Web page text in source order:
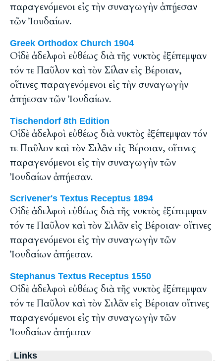
παραγενόμενοι εἰς τὴν συναγωγὴν ἀπῄεσαν
τῶν Ἰουδαίων.
Greek Orthodox Church 1904
Οἱ δὲ ἀδελφοὶ εὐθέως διὰ τῆς νυκτὸς ἐξέπεμψαν
τόν τε Παῦλον καὶ τὸν Σίλαν εἰς Βέροιαν,
οἵτινες παραγενόμενοι εἰς τὴν συναγωγὴν
ἀπῄεσαν τῶν Ἰουδαίων.
Tischendorf 8th Edition
Οἱ δὲ ἀδελφοὶ εὐθέως διὰ νυκτὸς ἐξέπεμψαν τόν
τε Παῦλον καὶ τὸν Σιλᾶν εἰς Βέροιαν, οἵτινες
παραγενόμενοι εἰς τὴν συναγωγὴν τῶν
Ἰουδαίων ἀπῄεσαν.
Scrivener's Textus Receptus 1894
Οἱ δὲ ἀδελφοὶ εὐθέως διὰ τῆς νυκτὸς ἐξέπεμψαν
τόν τε Παῦλον καὶ τὸν Σιλᾶν εἰς Βέροιαν· οἵτινες
παραγενόμενοι εἰς τὴν συναγωγὴν τῶν
Ἰουδαίων ἀπῄεσαν.
Stephanus Textus Receptus 1550
Οἱ δὲ ἀδελφοὶ εὐθέως διὰ τῆς νυκτὸς ἐξέπεμψαν
τόν τε Παῦλον καὶ τὸν Σιλᾶν εἰς Βέροιαν οἵτινες
παραγενόμενοι εἰς τὴν συναγωγὴν τῶν
Ἰουδαίων ἀπῄεσαν
Links